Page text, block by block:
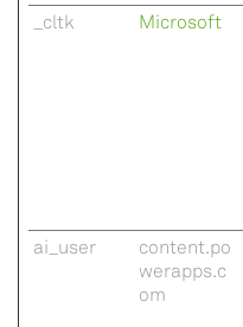
_cltk Microsoft
ai_user
content.po
werapps.c
om